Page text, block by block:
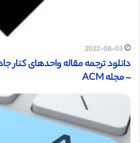
2022-08-03
دانلود ترجمه مقاله واحدهای کنار
– مجله ACM